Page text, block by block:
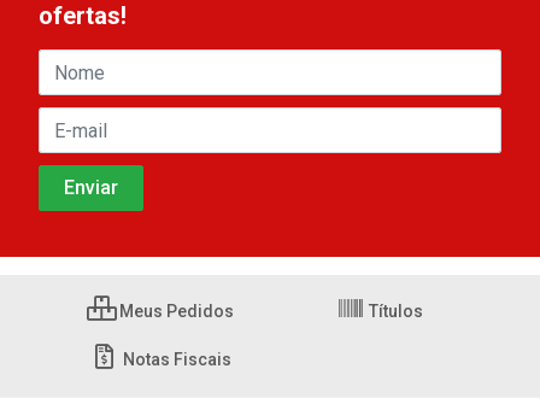
ofertas!
Meus Pedidos Títulos
Notas Fiscais